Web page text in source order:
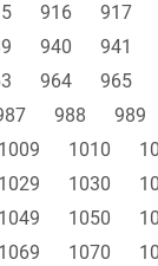
916 917
940 941
964 965
988 989
1009 1010
1029 1030
1049 1050
1069 1070